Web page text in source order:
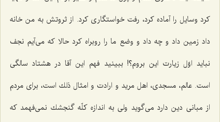
كرد وسایل را آماده كرد، رفت خواستگاری كرد. از ثروتش به من خانه
داد زمین داد و چه داد و وضع ما را روبراه كرد حالا كه می‌آیم نجف
نباید اوّل زیارت این بروم؟! ببینید فهم این آقا در هشتاد سالگی
است. عالم، مسجدی، اهل مرید و ارادت و امثال ذلك است، برای مردم
از مبانی دین دارد می‌گوید ولی به اندازه كلّه گنجشك نمی‌فهمد كه